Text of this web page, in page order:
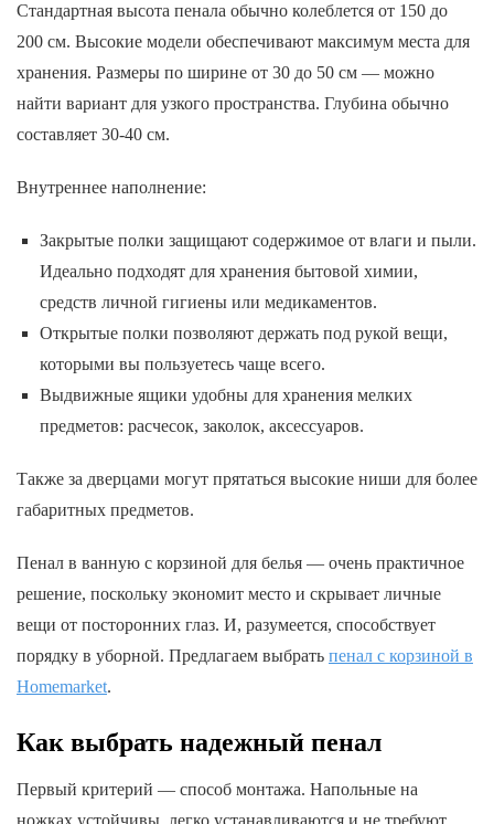
Стандартная высота пенала обычно колеблется от 150 до
200 см. Высокие модели обеспечивают максимум места для
хранения. Размеры по ширине от 30 до 50 см — можно
найти вариант для узкого пространства. Глубина обычно
составляет 30-40 см.
Внутреннее наполнение:
Закрытые полки защищают содержимое от влаги и пыли.
Идеально подходят для хранения бытовой химии,
средств личной гигиены или медикаментов.
Открытые полки позволяют держать под рукой вещи,
которыми вы пользуетесь чаще всего.
Выдвижные ящики удобны для хранения мелких
предметов: расчесок, заколок, аксессуаров.
Также за дверцами могут прятаться высокие ниши для более
габаритных предметов.
Пенал в ванную с корзиной для белья — очень практичное
решение, поскольку экономит место и скрывает личные
вещи от посторонних глаз. И, разумеется, способствует
порядку в уборной. Предлагаем выбрать пенал с корзиной в
Homemarket.
Как выбрать надежный пенал
Первый критерий — способ монтажа. Напольные на
ножках устойчивы, легко устанавливаются и не требуют